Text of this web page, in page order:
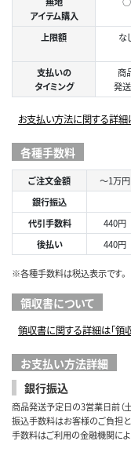
アイテム購入
上限額 な
支払いの
タイミング
商
発
お支払い方法に関する詳細
各種手数料
ご注文金額 ～1万円
銀行振込
代引手数料
440円
後払い
440円
※各種手数料は税込表示です。
領収書について
領収書に関する詳細は「領
お支払い方法詳細
銀行振込
商品発送予定日の3営業日前（
振込手数料はお客様のご負担と
手数料はご利用の金融機関によ